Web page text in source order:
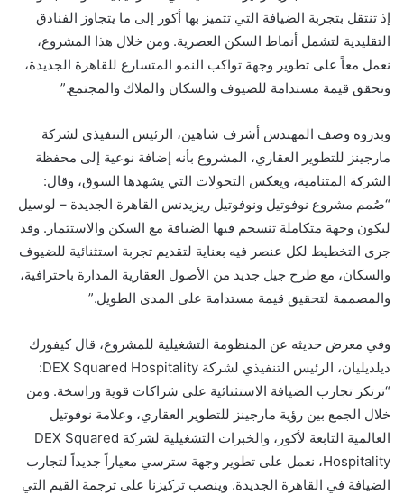
إذ تنتقل بتجربة الضيافة التي تتميز بها أكور إلى ما يتجاوز الفنادق
التقليدية لتشمل أنماط السكن العصرية. ومن خلال هذا المشروع،
نعمل معاً على تطوير وجهة تواكب النمو المتسارع للقاهرة الجديدة،
وتحقق قيمة مستدامة للضيوف والسكان والملاك والمجتمع.”
وبدروه وصف المهندس أشرف شاهين، الرئيس التنفيذي لشركة
مارجينز للتطوير العقاري، المشروع بأنه إضافة نوعية إلى محفظة
الشركة المتنامية، ويعكس التحولات التي يشهدها السوق، وقال:
“صُمم مشروع نوفوتيل ونوفوتيل ريزيدنس القاهرة الجديدة – لوسيل
ليكون وجهة متكاملة تنسجم فيها الضيافة مع السكن والاستثمار. وقد
جرى التخطيط لكل عنصر فيه بعناية لتقديم تجربة استثنائية للضيوف
والسكان، مع طرح جيل جديد من الأصول العقارية المدارة باحترافية،
والمصممة لتحقيق قيمة مستدامة على المدى الطويل.”
وفي معرض حديثه عن المنظومة التشغيلية للمشروع، قال كيفورك
ديلديليان، الرئيس التنفيذي لشركة DEX Squared Hospitality:
“ترتكز تجارب الضيافة الاستثنائية على شراكات قوية وراسخة. ومن
خلال الجمع بين رؤية مارجينز للتطوير العقاري، وعلامة نوفوتيل
العالمية التابعة لأكور، والخبرات التشغيلية لشركة DEX Squared
Hospitality، نعمل على تطوير وجهة سترسي معياراً جديداً لتجارب
الضيافة في القاهرة الجديدة. وينصب تركيزنا على ترجمة القيم التي